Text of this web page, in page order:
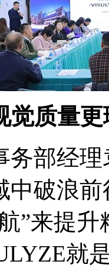
觉质量
务部经
中破浪
”来提
就